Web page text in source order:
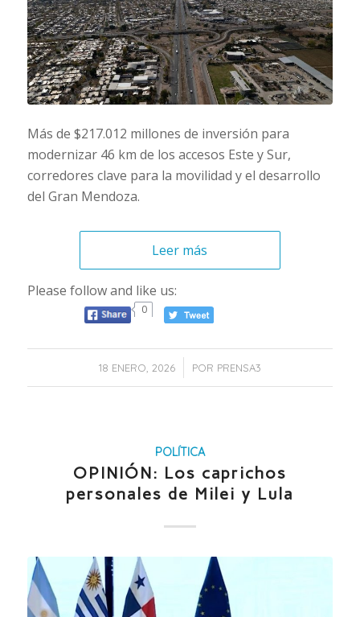
Más de $217.012 millones de inversión para
modernizar 46 km de los accesos Este y Sur,
corredores clave para la movilidad y el desarrollo
del Gran Mendoza.
Leer más
Please follow and like us:
0
18 ENERO, 2026
/ POR PRENSA3
POLÍTICA
OPINIÓN: Los caprichos
personales de Milei y Lula